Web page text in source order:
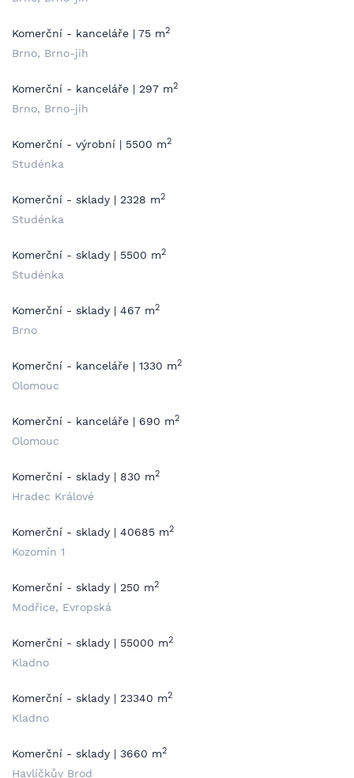
Komerční - kanceláře | 75 m2
Brno, Brno-jih
Komerční - kanceláře | 297 m2
Brno, Brno-jih
Komerční - výrobní | 5500 m2
Studénka
Komerční - sklady | 2328 m2
Studénka
Komerční - sklady | 5500 m2
Studénka
Komerční - sklady | 467 m2
Brno
Komerční - kanceláře | 1330 m2
Olomouc
Komerční - kanceláře | 690 m2
Olomouc
Komerční - sklady | 830 m2
Hradec Králové
Komerční - sklady | 40685 m2
Kozomín 1
Komerční - sklady | 250 m2
Modřice, Evropská
Komerční - sklady | 55000 m2
Kladno
Komerční - sklady | 23340 m2
Kladno
Komerční - sklady | 3660 m2
Havlíčkův Brod